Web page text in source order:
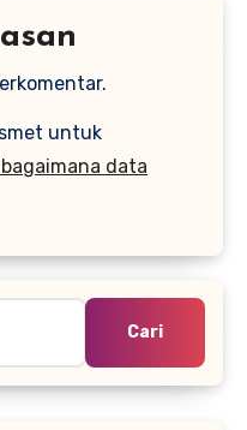
untuk
data